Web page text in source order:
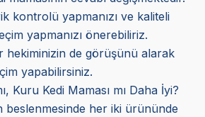
kontrolü yapmanızı ve kaliteli
yapmanızı önerebiliriz.
hekiminizin de görüşünü alarak
yapabilirsiniz.
Kuru Kedi Maması mı Daha İyi?
beslenmesinde her iki ürününde